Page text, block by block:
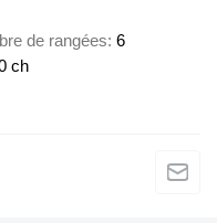
de rangées 6
ch